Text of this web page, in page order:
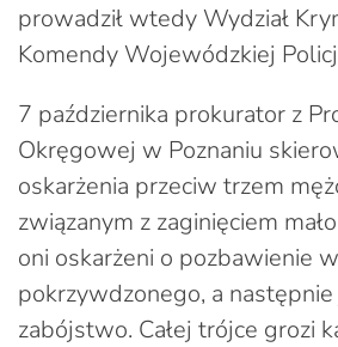
prowadził wtedy Wydział
Komendy Wojewódzkiej
7 października prokurator z
Okręgowej w Poznaniu
oskarżenia przeciw trzem
związanym z zaginięciem
oni oskarżeni o pozbawienie
pokrzywdzonego, a
zabójstwo. Całej trójce grozi